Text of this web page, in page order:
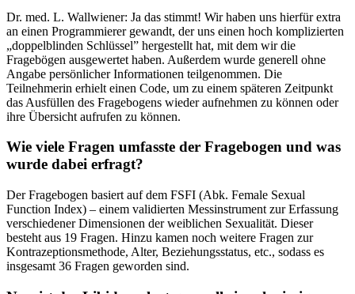
Dr. med. L. Wallwiener: Ja das stimmt! Wir haben uns hierfür extra
an einen Programmierer gewandt, der uns einen hoch komplizierten
„doppelblinden Schlüssel” hergestellt hat, mit dem wir die
Fragebögen ausgewertet haben. Außerdem wurde generell ohne
Angabe persönlicher Informationen teilgenommen. Die
Teilnehmerin erhielt einen Code, um zu einem späteren Zeitpunkt
das Ausfüllen des Fragebogens wieder aufnehmen zu können oder
ihre Übersicht aufrufen zu können.
Wie viele Fragen umfasste der Fragebogen und was
wurde dabei erfragt?
Der Fragebogen basiert auf dem FSFI (Abk. Female Sexual
Function Index) – einem validierten Messinstrument zur Erfassung
verschiedener Dimensionen der weiblichen Sexualität. Dieser
besteht aus 19 Fragen. Hinzu kamen noch weitere Fragen zur
Kontrazeptionsmethode, Alter, Beziehungsstatus, etc., sodass es
insgesamt 36 Fragen geworden sind.